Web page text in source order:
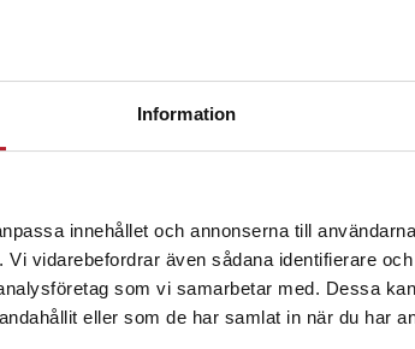
Information
innehållet och annonserna till
vidarebefordrar även sådana identifierare
som vi samarbetar med. Dessa
eller som de har samlat in när du har